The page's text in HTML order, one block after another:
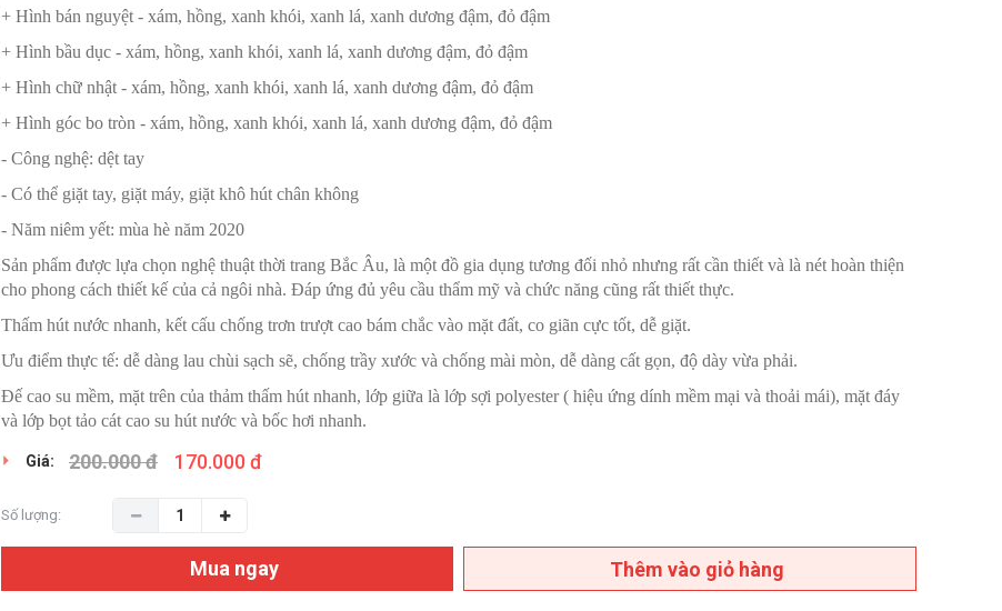
+ Hình bán nguyệt - xám, hồng, xanh khói, xanh lá, xanh dương đậm, đỏ đậm
+ Hình bầu dục - xám, hồng, xanh khói, xanh lá, xanh dương đậm, đỏ đậm
+ Hình chữ nhật - xám, hồng, xanh khói, xanh lá, xanh dương đậm, đỏ đậm
+ Hình góc bo tròn - xám, hồng, xanh khói, xanh lá, xanh dương đậm, đỏ đậm
- Công nghệ: dệt tay
- Có thể giặt tay, giặt máy, giặt khô hút chân không
- Năm niêm yết: mùa hè năm 2020
Sản phẩm được lựa chọn nghệ thuật thời trang Bắc Âu, là một đồ gia dụng tương đối nhỏ nhưng rất cần thiết và là nét hoàn thiện
cho phong cách thiết kế của cả ngôi nhà. Đáp ứng đủ yêu cầu thẩm mỹ và chức năng cũng rất thiết thực.
Thấm hút nước nhanh, kết cấu chống trơn trượt cao bám chắc vào mặt đất, co giãn cực tốt, dễ giặt.
Ưu điểm thực tế: dễ dàng lau chùi sạch sẽ, chống trầy xước và chống mài mòn, dễ dàng cất gọn, độ dày vừa phải.
Đế cao su mềm, mặt trên của thảm thấm hút nhanh, lớp giữa là lớp sợi polyester ( hiệu ứng dính mềm mại và thoải mái), mặt đáy
và lớp bọt tảo cát cao su hút nước và bốc hơi nhanh.
Giá: 200.000 đ 170.000 đ
Số lượng:
Mua ngay Thêm vào giỏ hàng